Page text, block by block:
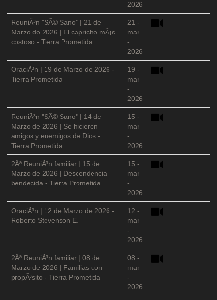
2026
ReuniÃ³n "SÃ© Sano" | 21 de
Marzo de 2026 | El capricho mÃ¡s
costoso - Tierra Prometida
21 -
mar
-
2026
OraciÃ³n | 19 de Marzo de 2026 -
Tierra Prometida
19 -
mar
-
2026
ReuniÃ³n "SÃ© Sano" | 14 de
Marzo de 2026 | Se hicieron
amigos y enemigos de Dios -
Tierra Prometida
15 -
mar
-
2026
2Âª ReuniÃ³n familiar | 15 de
Marzo de 2026 | Descendencia
bendecida - Tierra Prometida
15 -
mar
-
2026
OraciÃ³n | 12 de Marzo de 2026 -
Roberto Stevenson E.
12 -
mar
-
2026
2Âª ReuniÃ³n familiar | 08 de
Marzo de 2026 | Familias con
propÃ³sito - Tierra Prometida
08 -
mar
-
2026